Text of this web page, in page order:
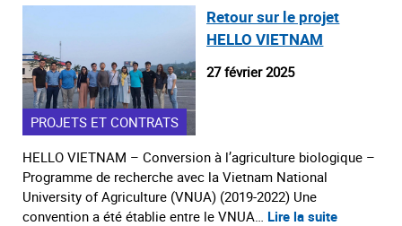
PROJETS ET CONTRATS
Retour sur le projet
HELLO VIETNAM
27 février 2025
HELLO VIETNAM – Conversion à l’agriculture biologique –
Programme de recherche avec la Vietnam National
University of Agriculture (VNUA) (2019-2022) Une
convention a été établie entre le VNUA… Lire la suite